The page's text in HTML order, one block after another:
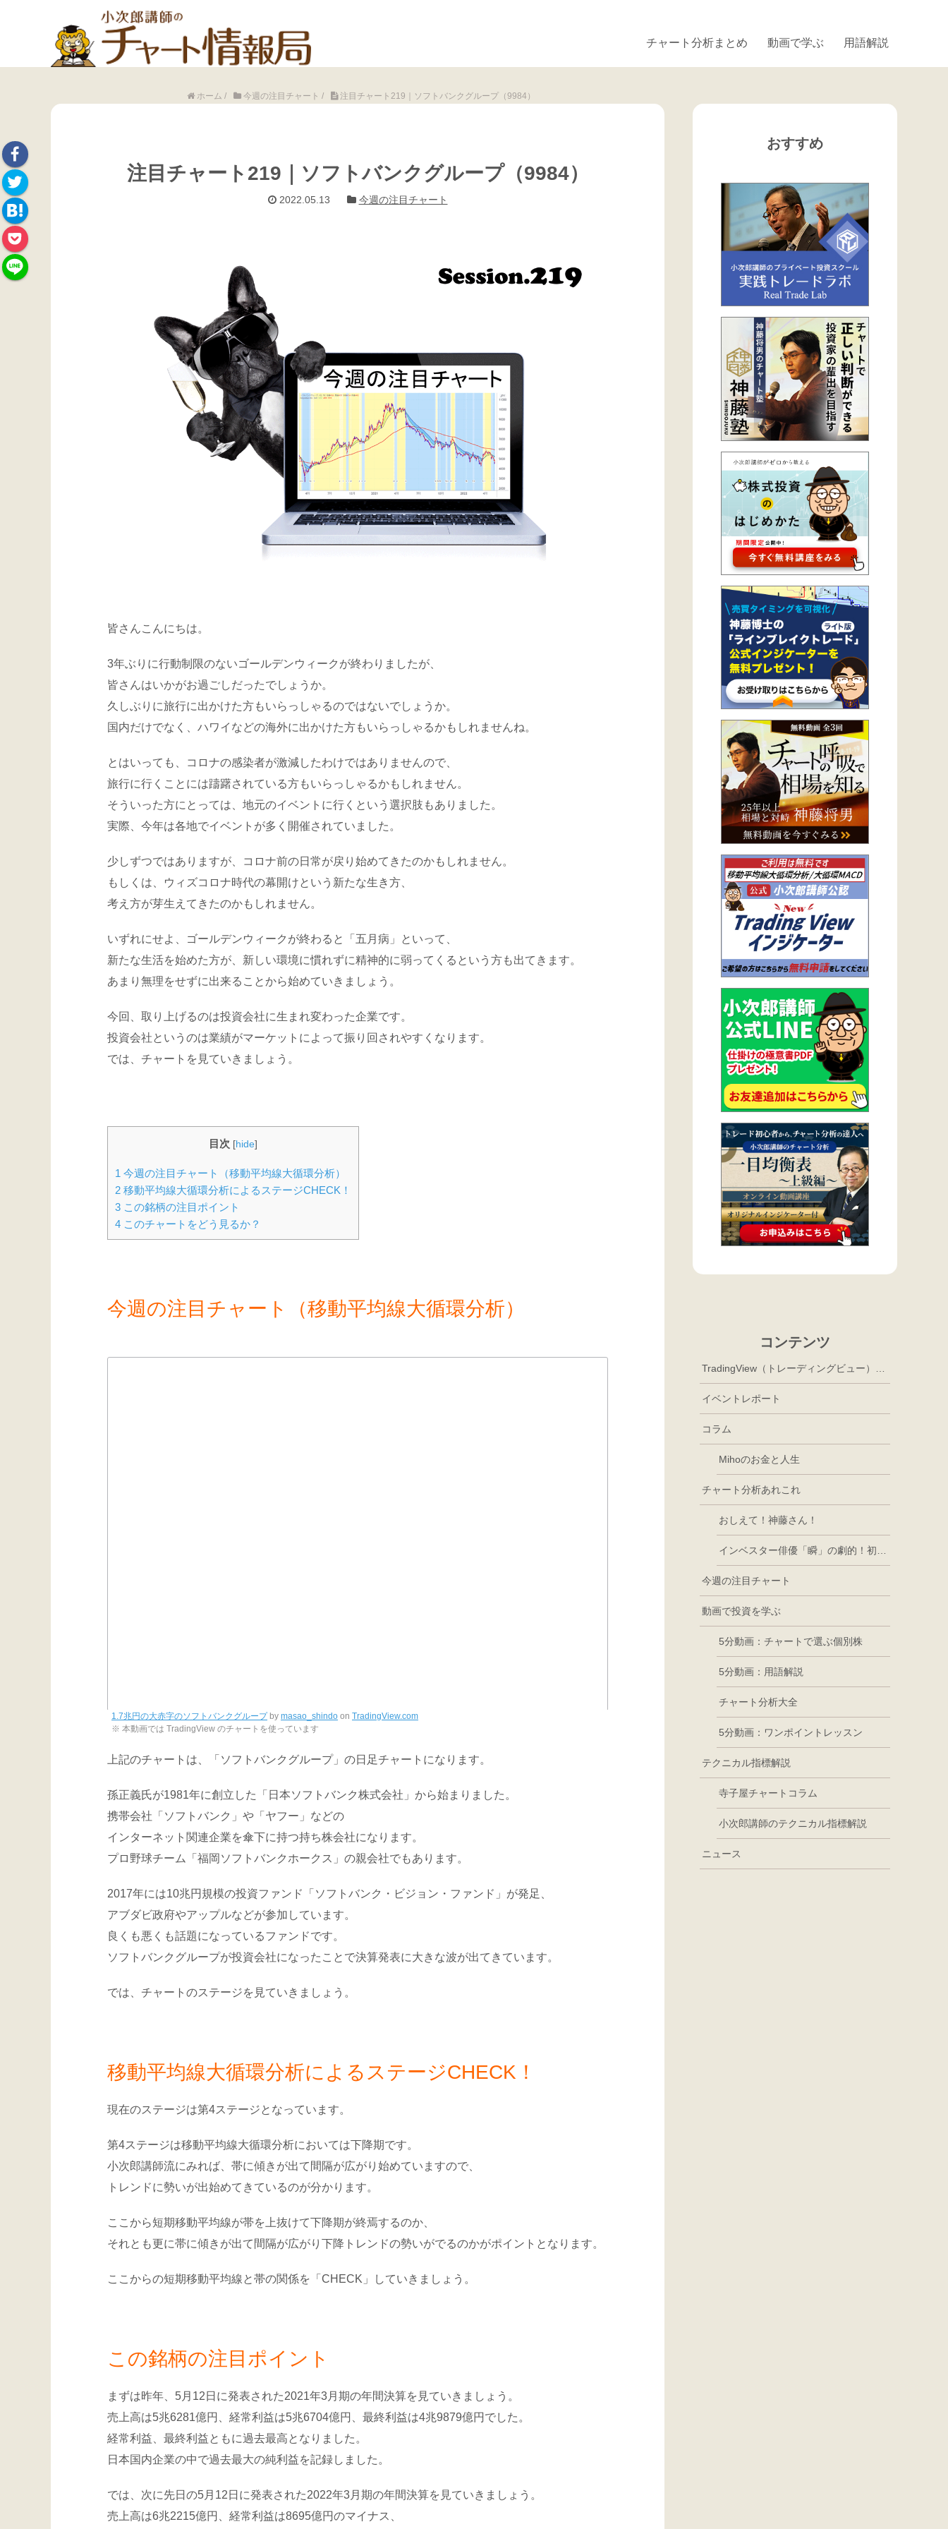
チャート分析まとめ 動画で学ぶ 用語解説
ホーム / 今週の注目チャート / 注目チャート219｜ソフトバンクグループ（9984）
注目チャート219｜ソフトバンクグループ（9984）
2022.05.13 今週の注目チャート
皆さんこんにちは。
3年ぶりに行動制限のないゴールデンウィークが終わりましたが、
皆さんはいかがお過ごしだったでしょうか。
久しぶりに旅行に出かけた方もいらっしゃるのではないでしょうか。
国内だけでなく、ハワイなどの海外に出かけた方もいらっしゃるかもしれませんね。
とはいっても、コロナの感染者が激減したわけではありませんので、
旅行に行くことには躊躇されている方もいらっしゃるかもしれません。
そういった方にとっては、地元のイベントに行くという選択肢もありました。
実際、今年は各地でイベントが多く開催されていました。
少しずつではありますが、コロナ前の日常が戻り始めてきたのかもしれません。
もしくは、ウィズコロナ時代の幕開けという新たな生き方、
考え方が芽生えてきたのかもしれません。
いずれにせよ、ゴールデンウィークが終わると「五月病」といって、
新たな生活を始めた方が、新しい環境に慣れずに精神的に弱ってくるという方も出てきます。
あまり無理をせずに出来ることから始めていきましょう。
今回、取り上げるのは投資会社に生まれ変わった企業です。
投資会社というのは業績がマーケットによって振り回されやすくなります。
では、チャートを見ていきましょう。
目次 [hide]
1 今週の注目チャート（移動平均線大循環分析）
2 移動平均線大循環分析によるステージCHECK！
3 この銘柄の注目ポイント
4 このチャートをどう見るか？
今週の注目チャート（移動平均線大循環分析）
1.7兆円の大赤字のソフトバンクグループby masao_shindo on TradingView.com
※ 本動画では TradingView のチャートを使っています
上記のチャートは、「ソフトバンクグループ」の日足チャートになります。
孫正義氏が1981年に創立した「日本ソフトバンク株式会社」から始まりました。
携帯会社「ソフトバンク」や「ヤフー」などの
インターネット関連企業を傘下に持つ持ち株会社になります。
プロ野球チーム「福岡ソフトバンクホークス」の親会社でもあります。
2017年には10兆円規模の投資ファンド「ソフトバンク・ビジョン・ファンド」が発足、
アブダビ政府やアップルなどが参加しています。
良くも悪くも話題になっているファンドです。
ソフトバンクグループが投資会社になったことで決算発表に大きな波が出てきています。
では、チャートのステージを見ていきましょう。
移動平均線大循環分析によるステージCHECK！
現在のステージは第4ステージとなっています。
第4ステージは移動平均線大循環分析においては下降期です。
小次郎講師流にみれば、帯に傾きが出て間隔が広がり始めていますので、
トレンドに勢いが出始めてきているのが分かります。
ここから短期移動平均線が帯を上抜けて下降期が終焉するのか、
それとも更に帯に傾きが出て間隔が広がり下降トレンドの勢いがでるのかがポイントとなります。
ここからの短期移動平均線と帯の関係を「CHECK」していきましょう。
この銘柄の注目ポイント
まずは昨年、5月12日に発表された2021年3月期の年間決算を見ていきましょう。
売上高は5兆6281億円、経常利益は5兆6704億円、最終利益は4兆9879億円でした。
経常利益、最終利益ともに過去最高となりました。
日本国内企業の中で過去最大の純利益を記録しました。
では、次に先日の5月12日に発表された2022年3月期の年間決算を見ていきましょう。
売上高は6兆2215億円、経常利益は8695億円のマイナス、
Face
book
Twitte
r
Hate
na
Pock
おすすめ
コンテンツ
イベントレポート
コラム
Mihoのお金と人生
チャート分析あれこれ
おしえて！神藤さん！
今週の注目チャート
動画で投資を学ぶ
5分動画：チャートで選ぶ個別株
5分動画：用語解説
チャート分析大全
5分動画：ワンポイントレッスン
テクニカル指標解説
寺子屋チャートコラム
小次郎講師のテクニカル指標解説
ニュース